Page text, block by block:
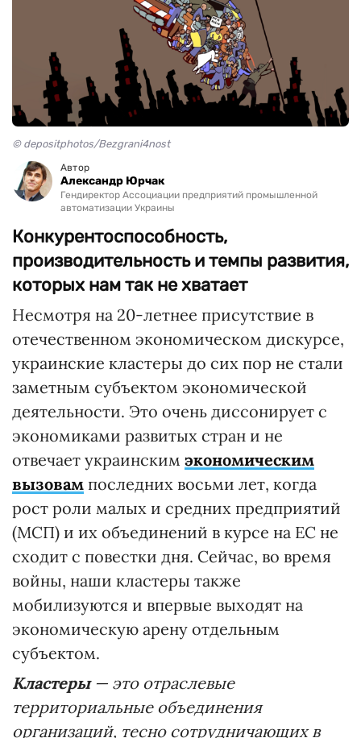
© depositphotos/Bezgrani4nost
Автор
Александр Юрчак
Гендиректор Ассоциации предприятий промышленной
автоматизации Украины
Конкурентоспособность,
производительность и темпы развития,
которых нам так не хватает
Несмотря на 20-летнее присутствие в
отечественном экономическом дискурсе,
украинские кластеры до сих пор не стали
заметным субъектом экономической
деятельности. Это очень диссонирует с
экономиками развитых стран и не
отвечает украинским экономическим
вызовам последних восьми лет, когда
рост роли малых и средних предприятий
(МСП) и их объединений в курсе на ЕС не
сходит с повестки дня. Сейчас, во время
войны, наши кластеры также
мобилизуются и впервые выходят на
экономическую арену отдельным
субъектом.
Кластеры — это отраслевые
территориальные объединения
организаций, тесно сотрудничающих в